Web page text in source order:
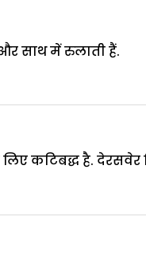
साथ में रुलाती हैं.
कटिबद्ध है.